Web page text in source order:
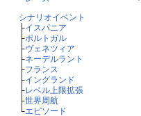
シナリオイベント
├イスパニア
├ポルトガル
├ヴェネツィア
├ネーデルラント
├フランス
├イングランド
├レベル上限拡張
├世界周航
└エピソード